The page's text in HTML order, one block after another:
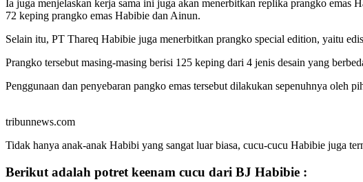
Ia juga menjelaskan kerja sama ini juga akan menerbitkan replika prangko
72 keping prangko emas Habibie dan Ainun.
Selain itu, PT Thareq Habibie juga menerbitkan prangko special edition, yaitu
Prangko tersebut masing-masing berisi 125 keping dari 4 jenis desain yang
Penggunaan dan penyebaran pangko emas tersebut dilakukan sepenuhnya oleh
tribunnews.com
Tidak hanya anak-anak Habibi yang sangat luar biasa, cucu-cucu Habibie juga
Berikut adalah potret keenam cucu dari BJ Habibie :